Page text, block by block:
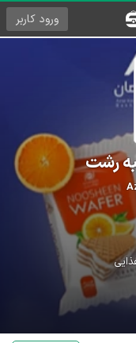
ورود کاربر
رشت